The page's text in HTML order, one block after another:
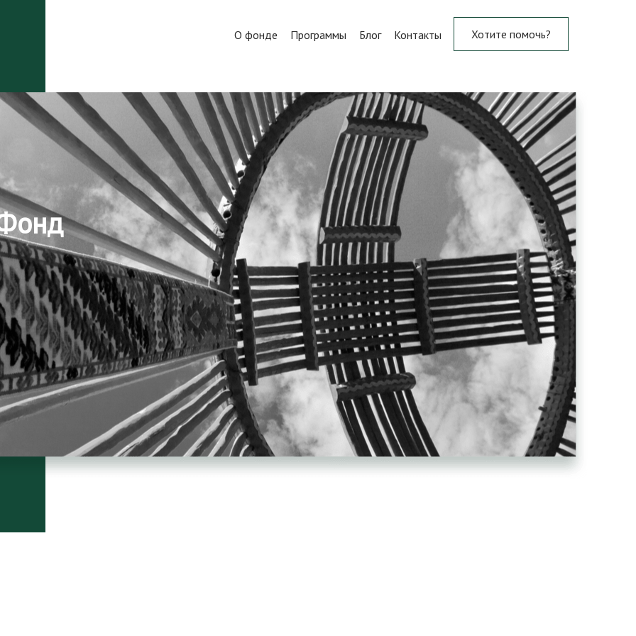
О фонде Программы Блог Контакты Хотите помочь?